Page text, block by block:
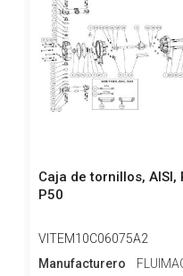
Caja de tornillos, AISI,
P50
VITEM10C06075A2
Manufacturero